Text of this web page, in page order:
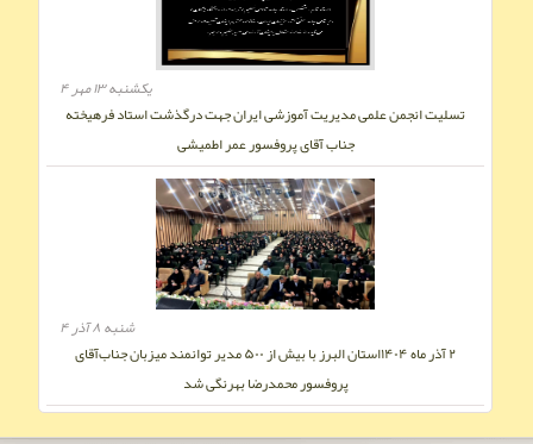
۲ آذر ماه ۱۴۰۴استان البرز با بیش از ۵۰۰ مدیر توانمند میزبان جناب‌آقای
پروفسور محمدرضا بهرنگی شد
شنبه ۸ آذر ۴
تسلیت انجمن علمی مدیریت آموزشی ایران جهت‌ درگذشت استاد فرهیخته
جناب آقای پروفسور عمر اطمیشی
يکشنبه ۱۳ مهر ۴